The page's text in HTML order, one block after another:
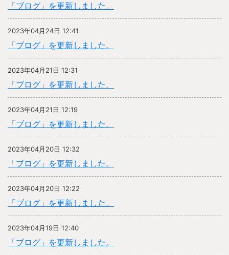
「ブログ」を更新しました。
2023年04月24日 12:41
「ブログ」を更新しました。
2023年04月21日 12:31
「ブログ」を更新しました。
2023年04月21日 12:19
「ブログ」を更新しました。
2023年04月20日 12:32
「ブログ」を更新しました。
2023年04月20日 12:22
「ブログ」を更新しました。
2023年04月19日 12:40
「ブログ」を更新しました。